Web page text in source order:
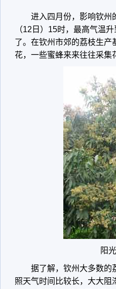
进入四月份，影响钦州
（12日）15时，最高气温
了。在钦州市郊的荔枝生产
花，一些蜜蜂来来往往采集
阳
据了解，钦州大多数的
照天气时间比较长，大大阻